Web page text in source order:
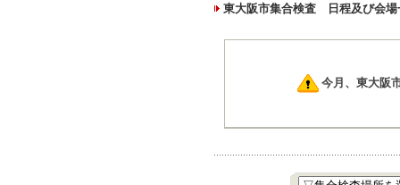
東大阪市集合検査 日程及び会場
今月、東大阪